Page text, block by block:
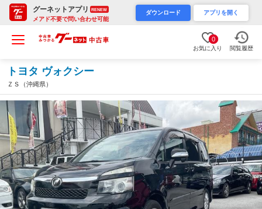
グーネットアプリ RENEW
メアド不要で問い合わせ可能
ダウンロード アプリを開く
0
お気に入り 閲覧履歴
トヨタ ヴォクシー
ＺＳ（沖縄県）